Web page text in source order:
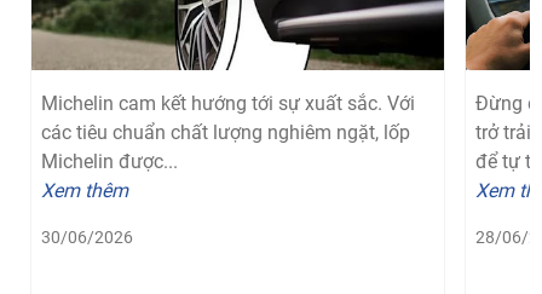
Michelin cam kết hướng tới sự xuất sắc. Với
các tiêu chuẩn chất lượng nghiêm ngặt, lốp
Michelin được...
Xem thêm
30/06/2026
Đừng
trở trải
để tự
Xem
28/06/